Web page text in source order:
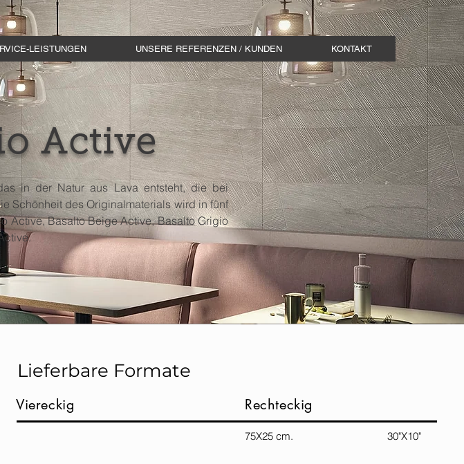
LEISTUNGEN UNSERE REFERENZEN / KUNDEN KONTAKT
Active
in der Natur aus Lava entsteht, die bei
Schönheit des Originalmaterials wird in fünf
Active, Basalto Beige Active, Basalto Grigio
Lieferbare Formate
Viereckig Rechteckig
75X25 cm. 30"X10"